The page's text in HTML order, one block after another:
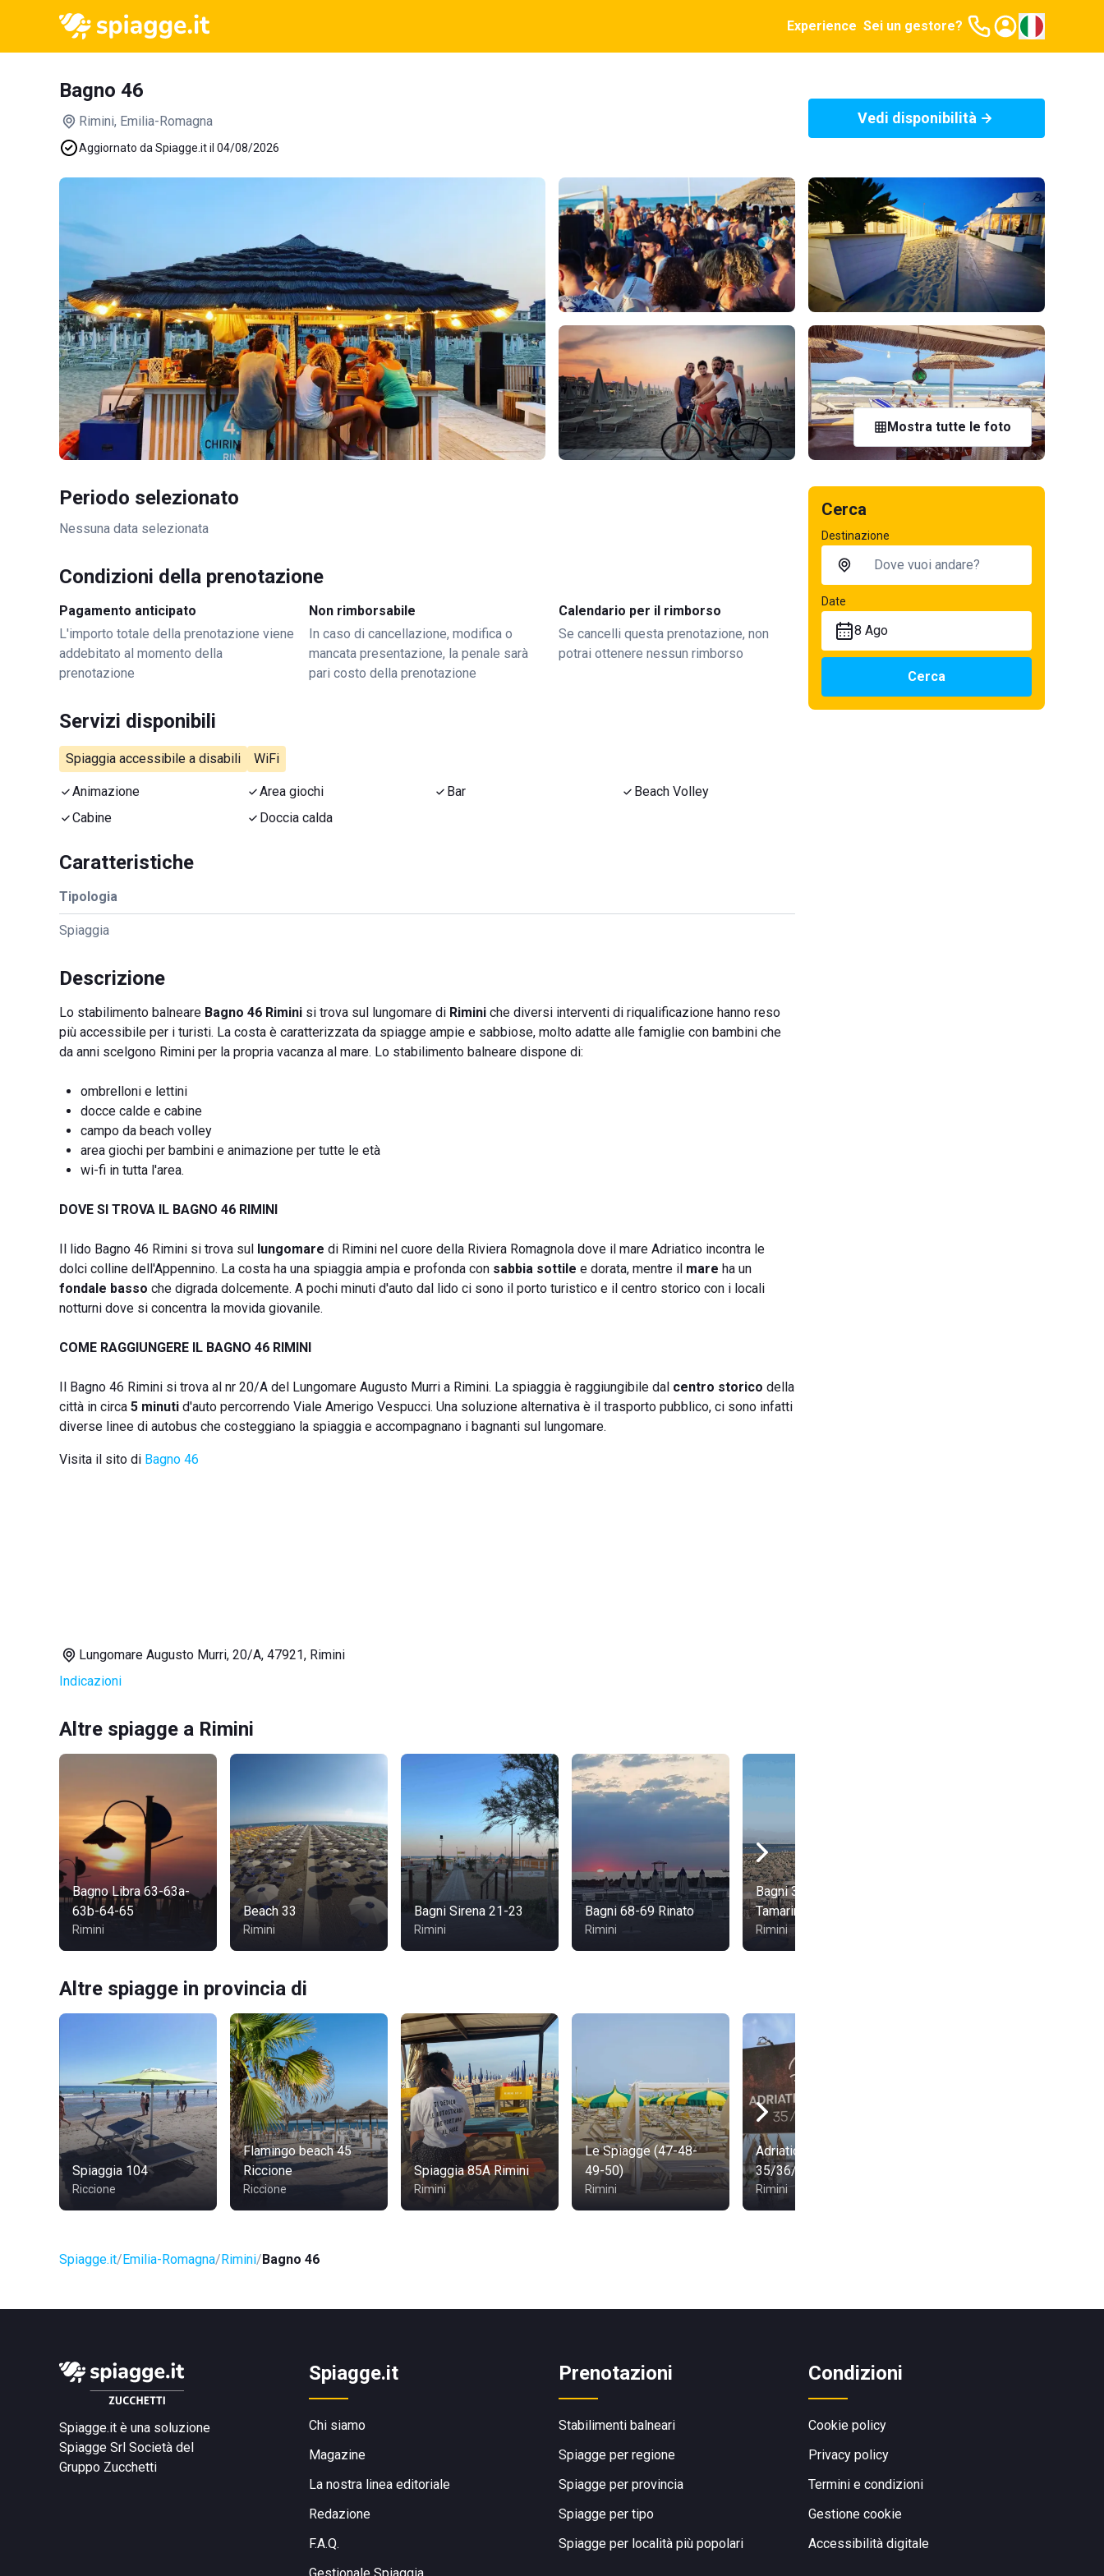
Experience Sei un gestore?
Bagno 46
Rimini, Emilia-Romagna
Aggiornato da Spiagge.it il 04/08/2026
Vedi disponibilità
Mostra tutte le foto
Periodo selezionato
Nessuna data selezionata
Condizioni della prenotazione
Pagamento anticipato
L'importo totale della prenotazione viene
addebitato al momento della
prenotazione
Non rimborsabile
In caso di cancellazione, modifica o
mancata presentazione, la penale sarà
pari costo della prenotazione
Calendario per il rimborso
Se cancelli questa prenotazione, non
potrai ottenere nessun rimborso
Servizi disponibili
Spiaggia accessibile a disabili WiFi
Animazione Area giochi Bar
Beach Volley
Cabine
Doccia calda
Caratteristiche
Tipologia
Spiaggia
Descrizione
Lo stabilimento balneare Bagno 46 Rimini si trova sul lungomare di Rimini che diversi interventi di riqualificazione hanno reso
più accessibile per i turisti. La costa è caratterizzata da spiagge ampie e sabbiose, molto adatte alle famiglie con bambini che
da anni scelgono Rimini per la propria vacanza al mare. Lo stabilimento balneare dispone di:
ombrelloni e lettini
docce calde e cabine
campo da beach volley
area giochi per bambini e animazione per tutte le età
wi-fi in tutta l'area.
DOVE SI TROVA IL BAGNO 46 RIMINI
Il lido Bagno 46 Rimini si trova sul lungomare di Rimini nel cuore della Riviera Romagnola dove il mare Adriatico incontra le
dolci colline dell'Appennino. La costa ha una spiaggia ampia e profonda con sabbia sottile e dorata, mentre il mare ha un
fondale basso che digrada dolcemente. A pochi minuti d'auto dal lido ci sono il porto turistico e il centro storico con i locali
notturni dove si concentra la movida giovanile.
COME RAGGIUNGERE IL BAGNO 46 RIMINI
Il Bagno 46 Rimini si trova al nr 20/A del Lungomare Augusto Murri a Rimini. La spiaggia è raggiungibile dal centro storico della
città in circa 5 minuti d'auto percorrendo Viale Amerigo Vespucci. Una soluzione alternativa è il trasporto pubblico, ci sono infatti
diverse linee di autobus che costeggiano la spiaggia e accompagnano i bagnanti sul lungomare.
Visita il sito di Bagno 46
Lungomare Augusto Murri, 20/A, 47921, Rimini
Indicazioni
Altre spiagge a Rimini
Bagno Libra 63-63a-
63b-64-65
Rimini
Beach 33
Rimini
Bagni Sirena 21-23
Rimini
Bagni 68-69 Rinato
Rimini
Bagni 31 Playa
Tamarindo
Rimini
Altre spiagge in provincia di
Spiaggia 104
Riccione
Flamingo beach 45
Riccione
Riccione
Spiaggia 85A Rimini
Rimini
Le Spiagge (47-48-
49-50)
Rimini
Adriatic Village
35/36/37
Rimini
Spiagge.it Emilia-Romagna Rimini Bagno 46
Cerca
Destinazione
Date
8 Ago
Cerca
Spiagge.it è una soluzione
Spiagge Srl Società del
Gruppo Zucchetti
Spiagge.it
Chi siamo
Magazine
La nostra linea editoriale
Redazione
F.A.Q.
Prenotazioni
Stabilimenti balneari
Spiagge per regione
Spiagge per provincia
Spiagge per tipo
Spiagge per località più popolari
Condizioni
Cookie policy
Privacy policy
Termini e condizioni
Gestione cookie
Accessibilità digitale